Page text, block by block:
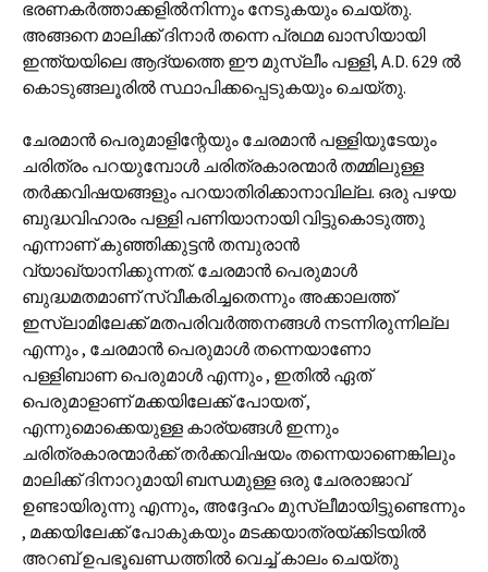
ഭരണകര്‍ത്താക്കളില്‍നിന്നും നേടുകയും ചെയ്തു.
അങ്ങനെ മാലിക്ക് ദിനാര്‍ തന്നെ പ്രഥമ ഖാസിയായി
ഇന്ത്യയിലെ ആദ്യത്തെ ഈ മുസ്ലീം പള്ളി, A.D. 629 ല്‍
കൊടുങ്ങലൂരില്‍ സ്ഥാപിക്കപ്പെടുകയും ചെയ്തു.
ചേരമാന്‍ പെരുമാളിന്റേയും ചേരമാന്‍ പള്ളിയുടേയും
ചരിത്രം പറയുമ്പോള്‍ ചരിത്രകാരന്മാര്‍ തമ്മിലുള്ള
തര്‍ക്കവിഷയങ്ങളും പറയാതിരിക്കാനാവില്ല. ഒരു പഴയ
ബുദ്ധവിഹാരം പള്ളി പണിയാനായി വിട്ടുകൊടുത്തു
എന്നാണ് കുഞ്ഞിക്കുട്ടന്‍ തമ്പുരാന്‍
വ്യാഖ്യാനിക്കുന്നത്. ചേരമാന്‍ പെരുമാള്‍
ബുദ്ധമതമാണ് സ്വീകരിച്ചതെന്നും അക്കാലത്ത്
ഇസ്ലാമിലേക്ക് മതപരിവര്‍ത്തനങ്ങള്‍ നടന്നിരുന്നില്ല
എന്നും , ചേരമാന്‍ പെരുമാള്‍ തന്നെയാണോ
പള്ളിബാണ പെരുമാള്‍ എന്നും , ഇതില്‍ ഏത്
പെരുമാളാണ് മക്കയിലേക്ക് പോയത് ,
എന്നുമൊക്കെയുള്ള കാര്യങ്ങള്‍ ഇന്നും
ചരിത്രകാരന്മാര്‍ക്ക് തര്‍ക്കവിഷയം തന്നെയാണെങ്കിലും
മാലിക്ക് ദിനാറുമായി ബന്ധമുള്ള ഒരു ചേരരാജാവ്
ഉണ്ടായിരുന്നു എന്നും, അദ്ദേഹം മുസ്ലീമായിട്ടുണ്ടെന്നും
, മക്കയിലേക്ക് പോകുകയും മടക്കയാത്രയ്ക്കിടയില്‍
അറബ് ഉപഭൂഖണ്ഡത്തില്‍ വെച്ച് കാലം ചെയ്തു